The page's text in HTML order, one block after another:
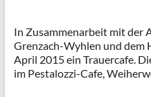
In Zusammenarbeit mit der
Grenzach-Wyhlen und dem
April 2015 ein Trauercafe.
im Pestalozzi-Cafe,